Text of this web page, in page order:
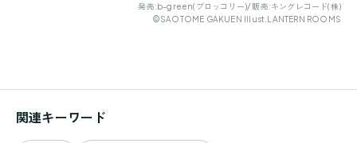
発売:b-green(ブロッコリー)/ 販売:キングレコード(株)
©SAOTOME GAKUEN Illust.LANTERN ROOMS
関連キーワード